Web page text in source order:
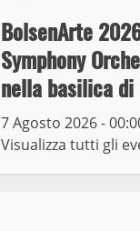
BolsenArte
Symphony
nella basilica
7 Agosto 2026 -
Visualizza tutti gli
6
17
7